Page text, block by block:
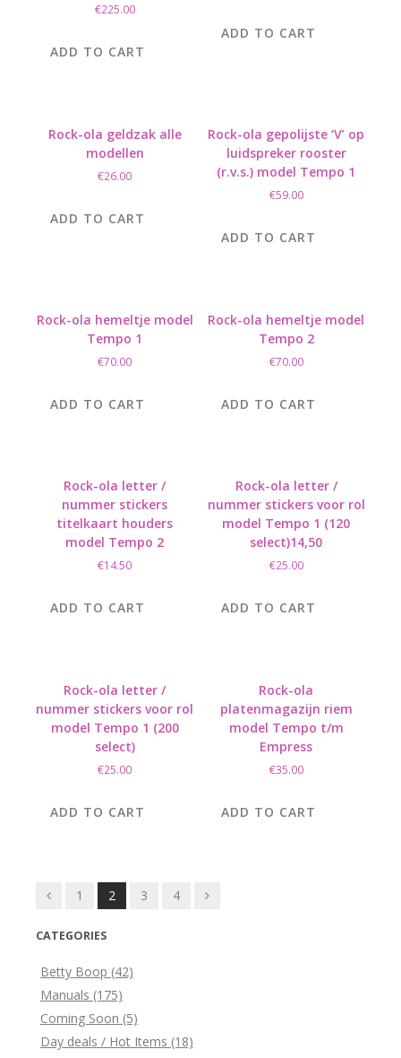
€225.00
ADD TO CART
ADD TO CART
Rock-ola geldzak alle
modellen
€26.00
ADD TO CART
Rock-ola gepolijste ‘V’ op
luidspreker rooster
(r.v.s.) model Tempo 1
€59.00
ADD TO CART
Rock-ola hemeltje model
Tempo 1
€70.00
ADD TO CART
Rock-ola hemeltje model
Tempo 2
€70.00
ADD TO CART
Rock-ola letter /
nummer stickers
titelkaart houders
model Tempo 2
€14.50
ADD TO CART
Rock-ola letter /
nummer stickers voor rol
model Tempo 1 (120
select)14,50
€25.00
ADD TO CART
Rock-ola letter /
nummer stickers voor rol
model Tempo 1 (200
select)
€25.00
ADD TO CART
Rock-ola
platenmagazijn riem
model Tempo t/m
Empress
€35.00
ADD TO CART
navigation
1 2 3 4
CATEGORIES
Betty Boop (42)
Manuals (175)
Coming Soon (5)
Day deals / Hot Items (18)